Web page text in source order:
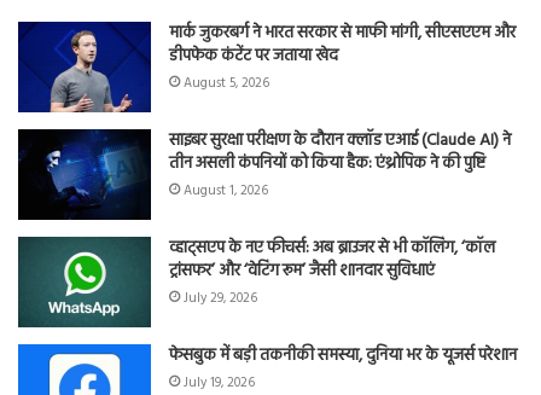
मार्क जुकरबर्ग ने भारत सरकार से माफी मांगी, सीएसएएम और
डीपफेक कंटेंट पर जताया खेद
August 5, 2026
साइबर सुरक्षा परीक्षण के दौरान क्लॉड एआई (Claude AI) ने
तीन असली कंपनियों को किया हैक: एंथ्रोपिक ने की पुष्टि
August 1, 2026
व्हाट्सएप के नए फीचर्स: अब ब्राउजर से भी कॉलिंग, ‘कॉल
ट्रांसफर’ और ‘वेटिंग रूम’ जैसी शानदार सुविधाएं
July 29, 2026
फेसबुक में बड़ी तकनीकी समस्या, दुनिया भर के यूजर्स परेशान
July 19, 2026